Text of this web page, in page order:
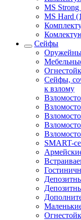
MS
MS Hard
Сейфы
Сейфы,
к взлому
SMART-